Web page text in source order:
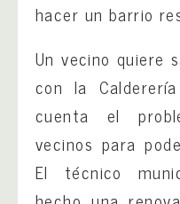
hacer un barrio
Un vecino quiere
con la
cuenta el
vecinos para
El técnico